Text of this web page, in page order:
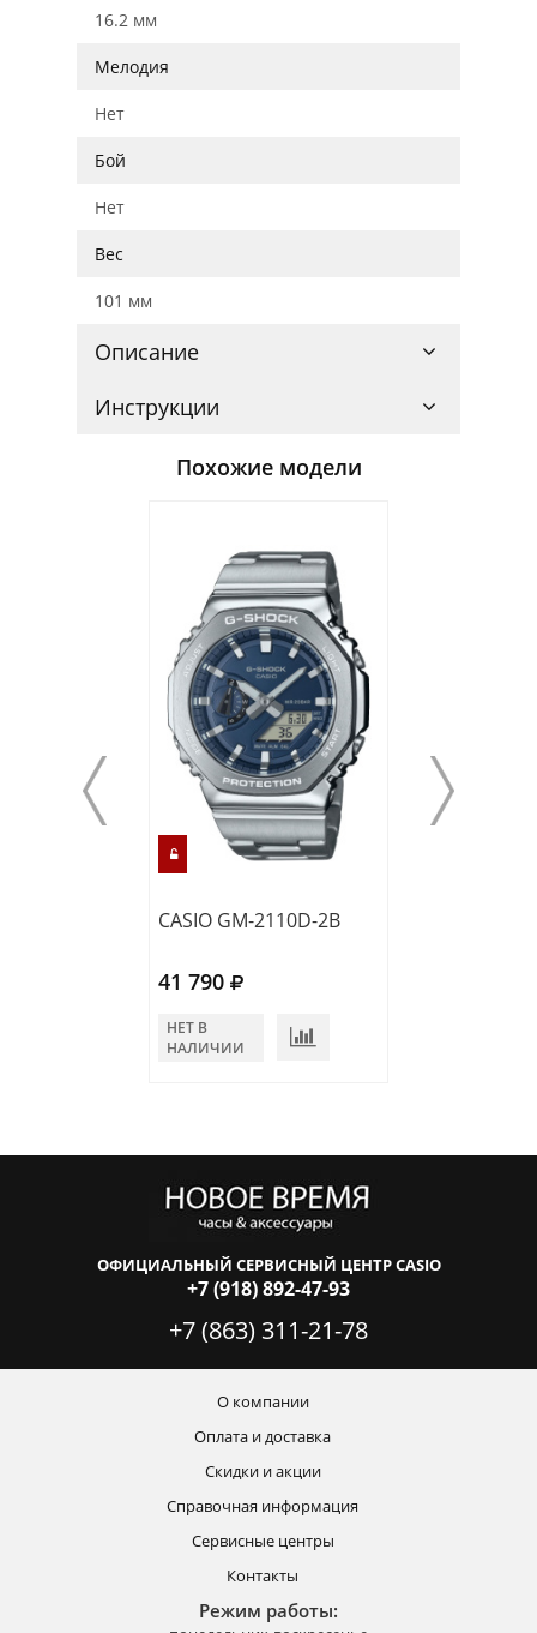
16.2 мм
Мелодия
Нет
Бой
Нет
Вес
101 мм
Описание
Инструкции
Похожие модели
CASIO GM-2110D-2B
41 790
НЕТ В
НАЛИЧИИ
ОФИЦИАЛЬНЫЙ СЕРВИСНЫЙ ЦЕНТР CASIO
+7 (918) 892-47-93
+7 (863) 311-21-78
О компании
Оплата и доставка
Скидки и акции
Справочная информация
Сервисные центры
Контакты
Режим работы: